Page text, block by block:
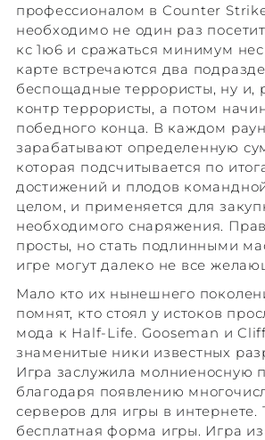
профессионалом в Counter Strike
необходимо не один раз
кс 1ю6 и сражаться минимум
карте встречаются два
беспощадные террористы, ну и,
контр террористы, а потом
победного конца. В каждом
зарабатывают определенную
которая подсчитывается по
достижений и плодов
целом, и применяется для
необходимого снаряжения.
просты, но стать подлинными
игре могут далеко не все
Мало кто их нынешнего
помнят, кто стоял у истоков
мода к Half-Life. Gooseman и
знаменитые ники известных
Игра заслужила молниеносную
благодаря появлению
серверов для игры в интернете.
бесплатная форма игры. Игра